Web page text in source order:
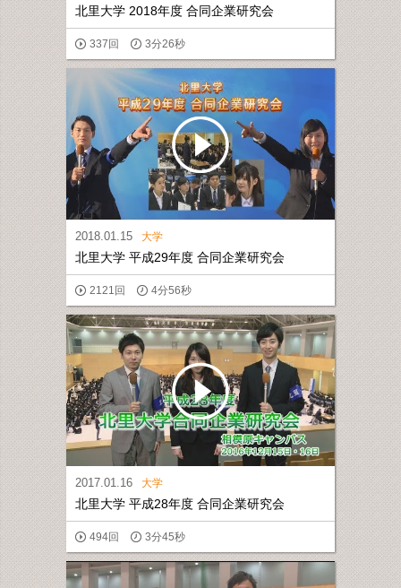
北里大学 2018年度 合同企業研究会
337回 3分26秒
2018.01.15 大学
北里大学 平成29年度 合同企業研究会
2121回 4分56秒
2017.01.16 大学
北里大学 平成28年度 合同企業研究会
494回 3分45秒